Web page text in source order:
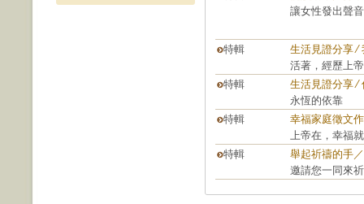
讓女性發出聲
特輯
生活見證分享 ∕
活著，經歷上
特輯
生活見證分享 ∕
永恆的依靠
特輯
幸福家庭徵文
上帝在，幸福
特輯
舉起祈禱的手
邀請您一同來